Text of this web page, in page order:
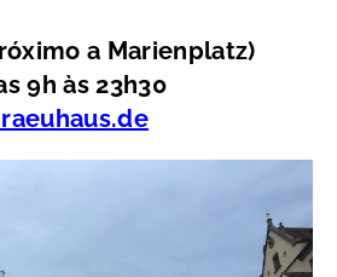
a Marienplatz)
9h às 23h30